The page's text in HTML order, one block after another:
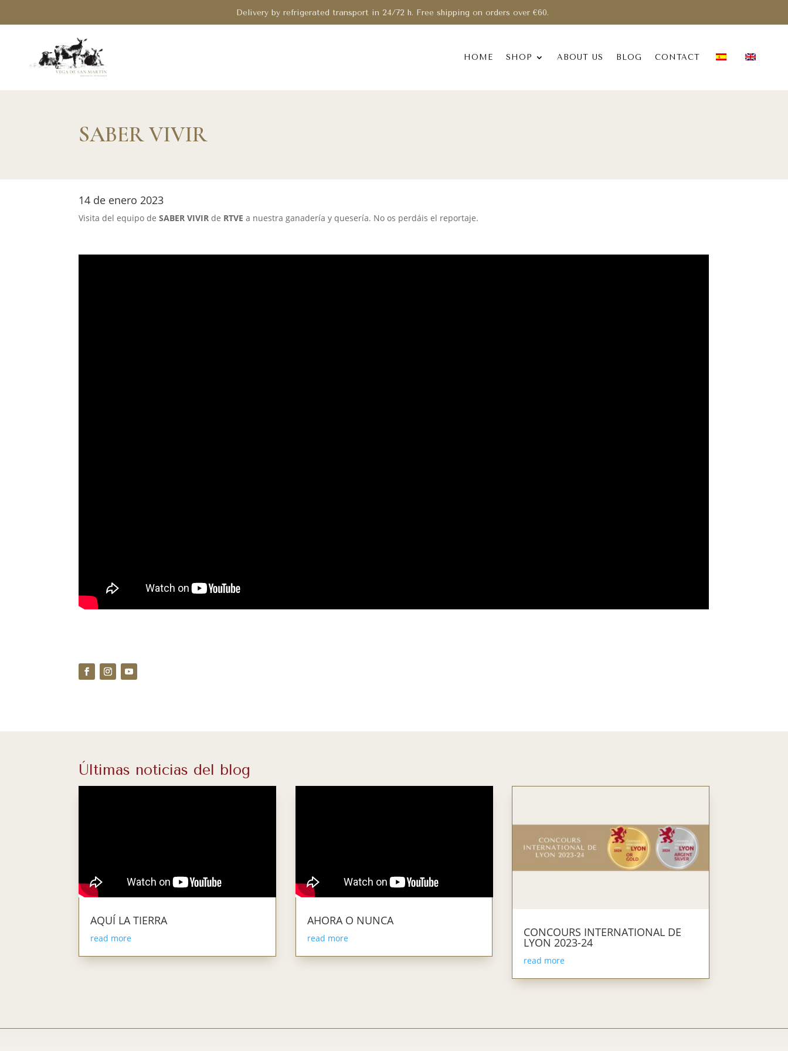
Delivery by refrigerated transport in 24/72 h. Free shipping on orders over €60.
HOME SHOP ABOUT US BLOG CONTACT
SABER VIVIR
14 de enero 2023
Visita del equipo deSABER VIVIR de RTVE a nuestra ganadería y quesería. No os perdáis el reportaje.
Últimas noticias del blog
AQUÍ LA TIERRA
read more
AHORA O NUNCA
read more CONCOURS INTERNATIONAL DE
LYON 2023-24
read more